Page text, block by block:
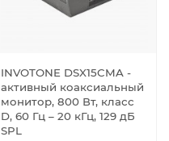
INVOTONE DSX15CMA -
активный коаксиальный
монитор, 800 Вт, класс
D, 60 Гц – 20 кГц, 129 дБ
SPL